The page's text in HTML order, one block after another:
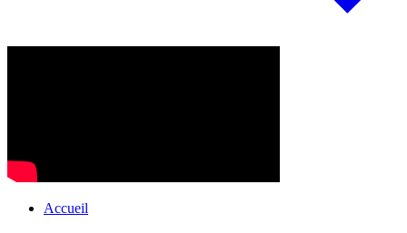
Accueil